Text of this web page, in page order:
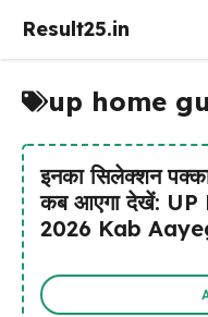
Result25.in
up home
इनका सिलेक्शन
कब आएगा देखें:
2026 Kab